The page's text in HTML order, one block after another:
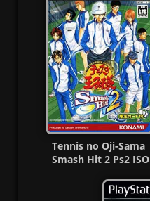
Tennis no Oji-Sama
Smash Hit 2 Ps2 ISO